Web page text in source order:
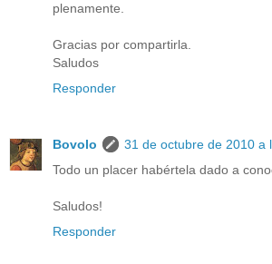
plenamente.
Gracias por compartirla.
Saludos
Responder
Bovolo
31 de octubre de 2010 a
Todo un placer habértela dado a
Saludos!
Responder